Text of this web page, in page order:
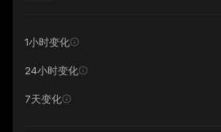
1小时变化
24小时变化
7天变化